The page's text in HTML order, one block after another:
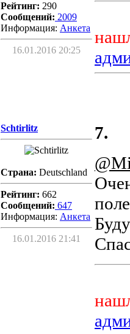
Рейтинг: 290
Сообщений: 2009
Информация: Aнкета
16.01.2016 20:25
Schtirlitz
Страна: Deutschland
Рейтинг: 662
Сообщений: 647
Информация: Aнкета
16.01.2016 21:41
7.